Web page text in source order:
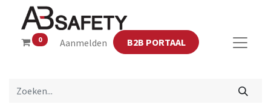
0 Aanmelden B2B PORTAAL